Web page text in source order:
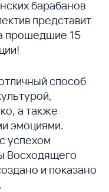
барабанов
представит
прошедшие 15
способ
а также
эмоциями.
успехом
Восходящего
и показано